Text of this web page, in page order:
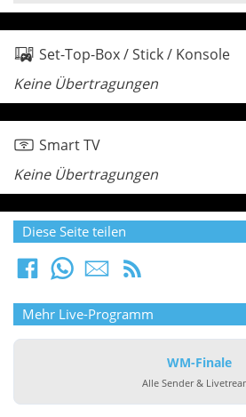
Set-Top-Box / Stick / Konsole
Keine Übertragungen
Smart TV
Keine Übertragungen
Diese Seite teilen
Mehr Live-Programm
WM-Finale
Alle Sender &